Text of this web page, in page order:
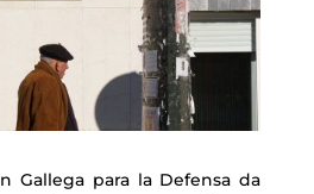
Gallega para la Defensa da